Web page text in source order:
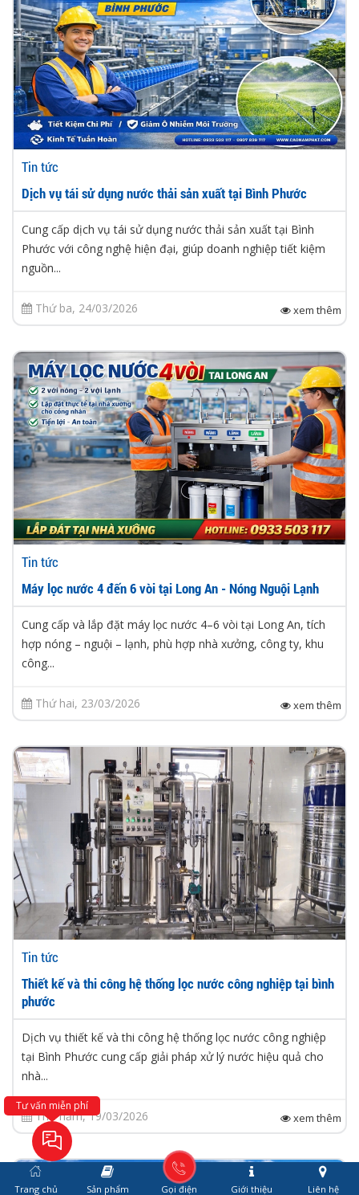
Tin tức
Dịch vụ tái sử dụng nước thải sản xuất tại Bình Phước
Cung cấp dịch vụ tái sử dụng nước thải sản xuất tại Bình
Phước với công nghệ hiện đại, giúp doanh nghiệp tiết kiệm
nguồn...
Thứ ba, 24/03/2026 xem thêm
Tin tức
Máy lọc nước 4 đến 6 vòi tại Long An - Nóng Nguội Lạnh
Cung cấp và lắp đặt máy lọc nước 4–6 vòi tại Long An, tích
hợp nóng – nguội – lạnh, phù hợp nhà xưởng, công ty, khu
công...
Thứ hai, 23/03/2026 xem thêm
Tin tức
Thiết kế và thi công hệ thống lọc nước công nghiệp tại bình
phước
Dịch vụ thiết kế và thi công hệ thống lọc nước công nghiệp
tại Bình Phước cung cấp giải pháp xử lý nước hiệu quả cho
nhà...
Thứ năm, 19/03/2026 xem thêm
Tư vấn miễn phí
Trang chủ Sản phẩm Gọi điện Giới thiệu Liên hệ